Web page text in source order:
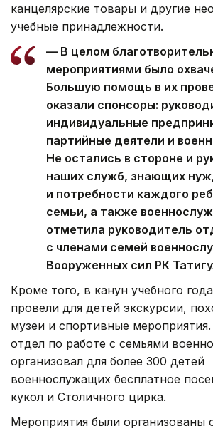
канцелярские товары и другие
учебные принадлежности.
— В целом
мероприятиями было
Большую помощь в их
оказали спонсоры:
индивидуальные
партийные деятели и
Не остались в стороне и
наших служб, знающих
и потребности каждого
семьи, а также
отметила руководитель
с членами семей
Вооруженных сил РК
Кроме того, в канун учебного
провели для детей экскурсии,
музеи и спортивные
отдел по работе с семьями
организовал для более 300 детей
военнослужащих бесплатное
кукол и Столичного цирка.
Мероприятия были организованы